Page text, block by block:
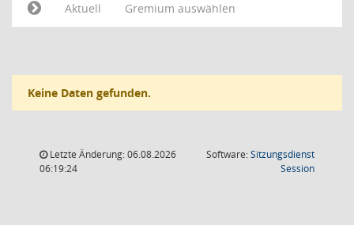
Aktuell
Gremium auswählen
Keine Daten gefunden.
Letzte Änderung: 06.08.2026
06:19:24
Software:Sitzungsdienst
Session(Wird in